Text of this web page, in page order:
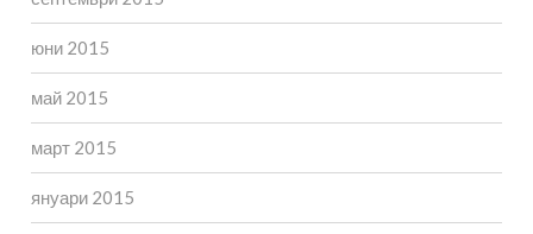
юни 2015
май 2015
март 2015
януари 2015